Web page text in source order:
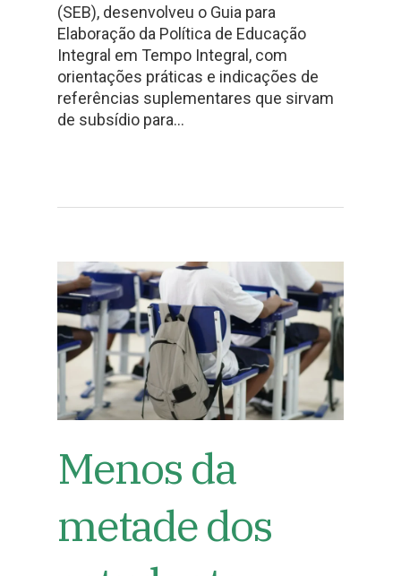
(SEB), desenvolveu o Guia para
Elaboração da Política de Educação
Integral em Tempo Integral, com
orientações práticas e indicações de
referências suplementares que sirvam
de subsídio para…
Menos da
metade dos